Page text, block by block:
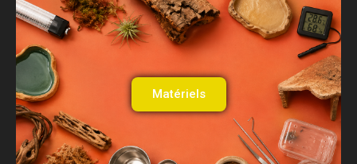
Matériels